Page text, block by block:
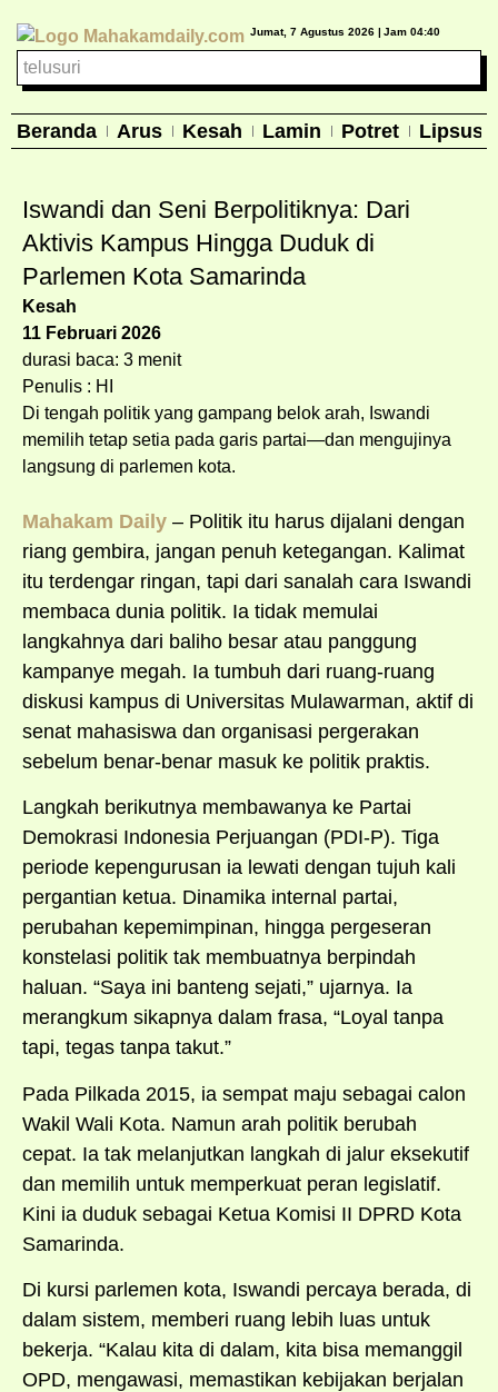
Jumat, 7 Agustus 2026 | Jam 04:40
Beranda Arus Kesah Lamin Potret Lipsus
Iswandi dan Seni Berpolitiknya: Dari
Aktivis Kampus Hingga Duduk di
Parlemen Kota Samarinda
Kesah
11 Februari 2026
durasi baca: 3 menit
Penulis : HI
Di tengah politik yang gampang belok arah, Iswandi
memilih tetap setia pada garis partai—dan mengujinya
langsung di parlemen kota.
Mahakam Daily – Politik itu harus dijalani dengan
riang gembira, jangan penuh ketegangan. Kalimat
itu terdengar ringan, tapi dari sanalah cara Iswandi
membaca dunia politik. Ia tidak memulai
langkahnya dari baliho besar atau panggung
kampanye megah. Ia tumbuh dari ruang-ruang
diskusi kampus di Universitas Mulawarman, aktif di
senat mahasiswa dan organisasi pergerakan
sebelum benar-benar masuk ke politik praktis.
Langkah berikutnya membawanya ke Partai
Demokrasi Indonesia Perjuangan (PDI-P). Tiga
periode kepengurusan ia lewati dengan tujuh kali
pergantian ketua. Dinamika internal partai,
perubahan kepemimpinan, hingga pergeseran
konstelasi politik tak membuatnya berpindah
haluan. “Saya ini banteng sejati,” ujarnya. Ia
merangkum sikapnya dalam frasa, “Loyal tanpa
tapi, tegas tanpa takut.”
Pada Pilkada 2015, ia sempat maju sebagai calon
Wakil Wali Kota. Namun arah politik berubah
cepat. Ia tak melanjutkan langkah di jalur eksekutif
dan memilih untuk memperkuat peran legislatif.
Kini ia duduk sebagai Ketua Komisi II DPRD Kota
Samarinda.
Di kursi parlemen kota, Iswandi percaya berada, di
dalam sistem, memberi ruang lebih luas untuk
bekerja. “Kalau kita di dalam, kita bisa memanggil
OPD, mengawasi, memastikan kebijakan berjalan